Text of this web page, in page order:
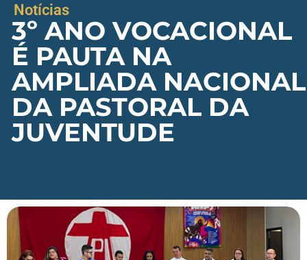
Notícias
3º ANO VOCACIONAL
É PAUTA NA
AMPLIADA NACIONAL
DA PASTORAL DA
JUVENTUDE